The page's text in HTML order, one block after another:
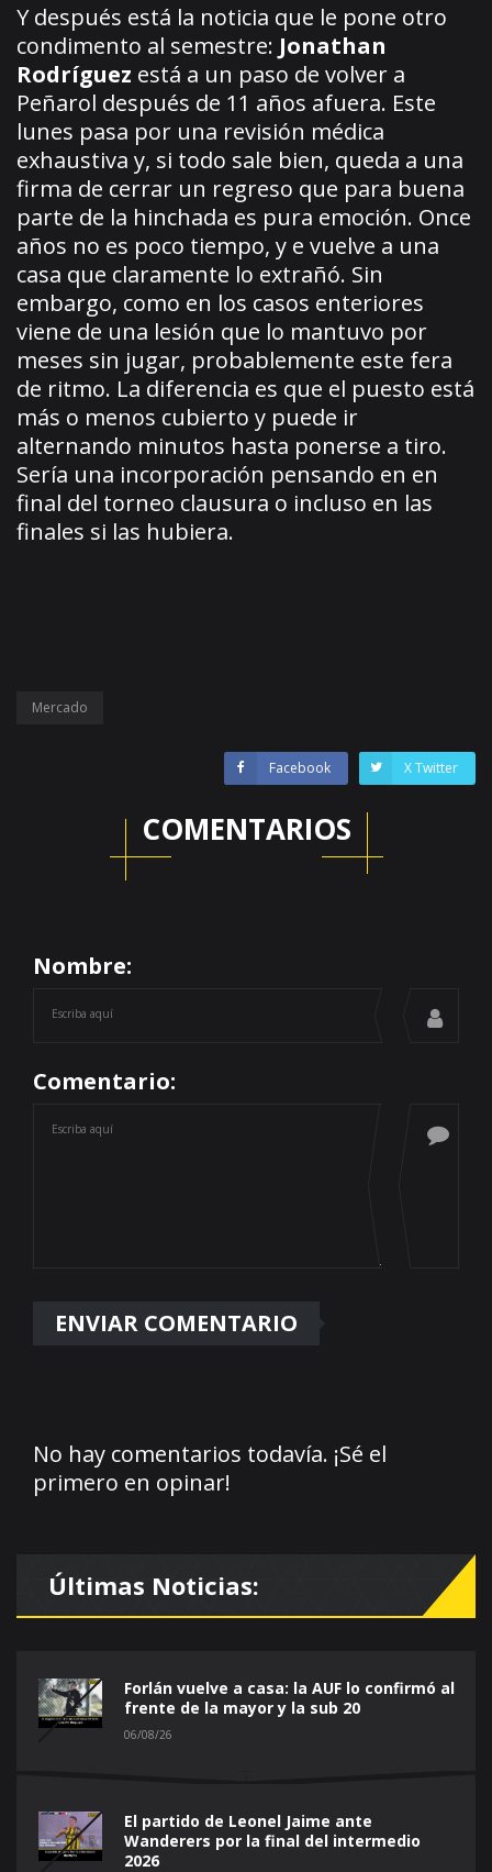
Y después está la noticia que le pone otro
condimento al semestre: Jonathan
Rodríguez está a un paso de volver a
Peñarol después de 11 años afuera. Este
lunes pasa por una revisión médica
exhaustiva y, si todo sale bien, queda a una
firma de cerrar un regreso que para buena
parte de la hinchada es pura emoción. Once
años no es poco tiempo, y e vuelve a una
casa que claramente lo extrañó. Sin
embargo, como en los casos enteriores
viene de una lesión que lo mantuvo por
meses sin jugar, probablemente este fera
de ritmo. La diferencia es que el puesto está
más o menos cubierto y puede ir
alternando minutos hasta ponerse a tiro.
Sería una incorporación pensando en en
final del torneo clausura o incluso en las
finales si las hubiera.
Mercado
Facebook X Twitter
COMENTARIOS
Nombre:
Comentario:
No hay comentarios todavía. ¡Sé el
primero en opinar!
Últimas Noticias:
Forlán vuelve a casa: la AUF lo confirmó al
frente de la mayor y la sub 20
06/08/26
El partido de Leonel Jaime ante
Wanderers por la final del intermedio
2026